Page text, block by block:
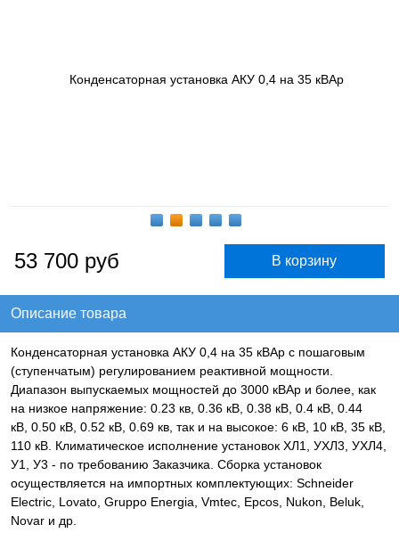
53 700 руб
Описание товара
Конденсаторная установка АКУ 0,4 на 35 кВАр с пошаговым
(ступенчатым) регулированием реактивной мощности.
Диапазон выпускаемых мощностей до 3000 кВАр и более, как
на низкое напряжение: 0.23 кв, 0.36 кВ, 0.38 кВ, 0.4 кВ, 0.44
кВ, 0.50 кВ, 0.52 кВ, 0.69 кв, так и на высокое: 6 кВ, 10 кВ, 35 кВ,
110 кВ. Климатическое исполнение установок ХЛ1, УХЛ3, УХЛ4,
У1, У3 - по требованию Заказчика. Сборка установок
осуществляется на импортных комплектующих: Schneider
Electric, Lovato, Gruppo Energia, Vmtec, Epcos, Nukon, Beluk,
Novar и др.